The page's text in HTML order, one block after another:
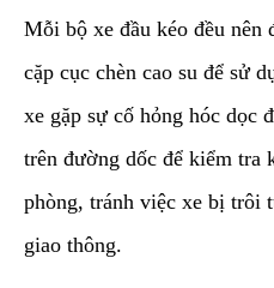
Mỗi bộ xe đầu kéo đều
cặp cục chèn cao su để sử
xe gặp sự cố hỏng hóc dọc
trên đường dốc để kiểm tra
phòng, tránh việc xe bị trôi
giao thông.